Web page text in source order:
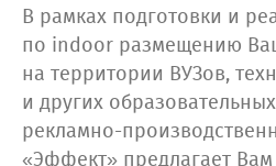
В рамках подготовки и
по indoor размещению
на территории ВУЗов,
и других
рекламно-